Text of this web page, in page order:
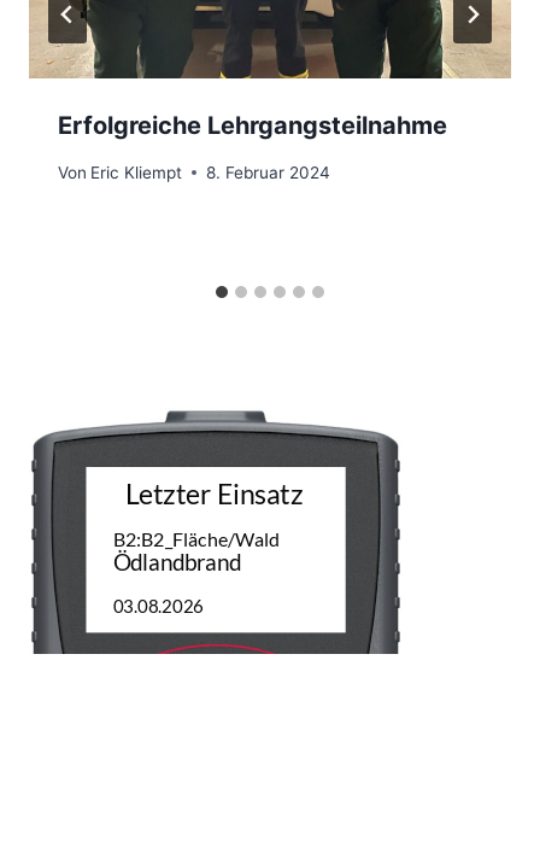
Erfolgreiche Lehrgangsteilnahme
Von Eric Kliempt 8. Februar 2024